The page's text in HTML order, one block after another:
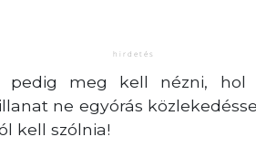
pedig meg kell nézni, hol
ne egyórás
kell szólnia!